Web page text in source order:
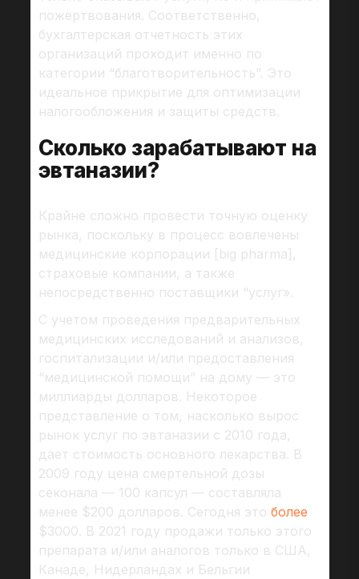
пожертвования. Соответственно,
бухгалтерская отчетность этих
организаций проходит именно по
категории “благотворительность”. Это
идеальное прикрытие для оптимизации
налогообложения и защиты средств.
Сколько зарабатывают на
эвтаназии?
Крайне сложно провести точную оценку
рынка, поскольку в процесс вовлечены
медицинские корпорации [big pharma],
страховые компании, а также
непосредственно поставщики “услуг».
С учетом проведения предварительных
медицинских исследований и анализов,
госпитализации и/или предоставления
“медицинской помощи” на дому — это
миллиарды долларов. Некоторое
представление о том, насколько вырос
рынок услуг по эвтаназии с 2010 года,
дает стоимость основного лекарства. В
2009 году цена смертельной дозы
секонала — 100 капсул — составляла
менее $200 долларов. Сегодня это более
$3000. В 2021 году продажи только этого
препарата и/или аналогов только в США,
Канаде, Нидерландах и Бельгии